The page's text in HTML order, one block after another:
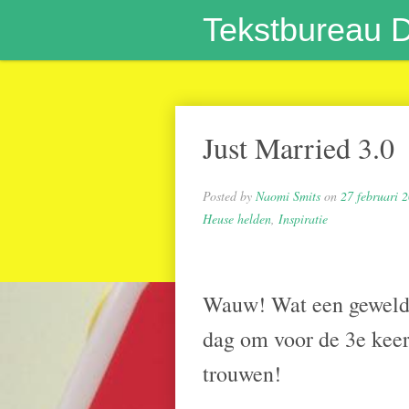
Tekstbureau
Just Married 3.0
Posted by Naomi Smits on 27 februari
Heuse helden, Inspiratie
Wauw! Wat een
dag om voor de 3e
trouwen!